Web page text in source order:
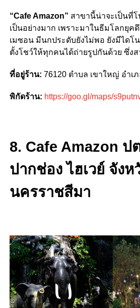
“Cafe Amazon” สาขานี้น่าจะเป็นที่โ
เป็นอย่างมาก เพราะมาในธีมโลกยุค
เมซอน มีนกประดับยังไม่พอ ยังมีไดโ
ตั้งโชว์ให้ทุกคนได้ถ่ายรูปกันด้วย ซึ่ง
ที่อยู่ร้าน: 76120 ตำบล เขาใหญ่ อำเ
พิกัดร้าน: https://goo.gl/maps/
8. Cafe Amazon ป
ปากช่อง ไฮเวย์ จังห
นครราชสีมา